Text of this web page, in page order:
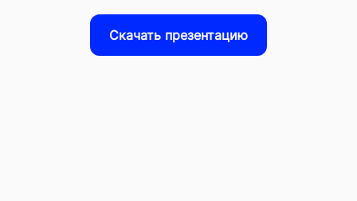
Скачать презентацию